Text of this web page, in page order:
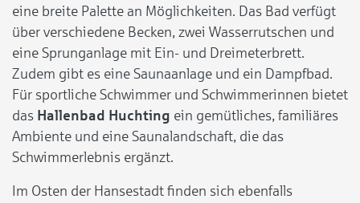
eine breite Palette an Möglichkeiten. Das Bad verfügt
über verschiedene Becken, zwei Wasserrutschen und
eine Sprunganlage mit Ein- und Dreimeterbrett.
Zudem gibt es eine Saunaanlage und ein Dampfbad.
Für sportliche Schwimmer und Schwimmerinnen bietet
das Hallenbad Huchting ein gemütliches, familiäres
Ambiente und eine Saunalandschaft, die das
Schwimmerlebnis ergänzt.
Im Osten der Hansestadt finden sich ebenfalls